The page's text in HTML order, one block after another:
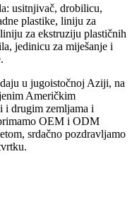
usitnjivač, drobilicu,
plastike, liniju za
za ekstruziju plastičnih
jedinicu za miješanje i
u jugoistočnoj Aziji, na
Američkim
i drugim zemljama i
OEM i ODM
srdačno pozdravljamo